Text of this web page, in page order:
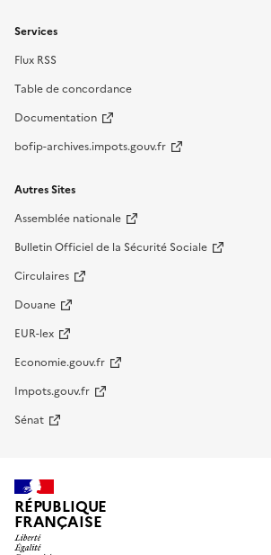
Services
Flux RSS
Table de concordance
Documentation
bofip-archives.impots.gouv.fr
Autres Sites
Assemblée nationale
Bulletin Officiel de la Sécurité Sociale
Circulaires
Douane
EUR-lex
Economie.gouv.fr
Impots.gouv.fr
Sénat
RÉPUBLIQUE
FRANÇAISE